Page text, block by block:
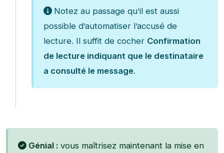
Notez au passage qu’il est aussi
possible d’automatiser l’accusé de
lecture. Il suffit de cocher Confirmation
de lecture indiquant que le destinataire
a consulté le message.
Génial : vous maîtrisez maintenant la mise en